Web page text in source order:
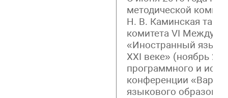
методической
Н. В. Каминская
комитета VI
«Иностранный язык
XXI веке» (ноябрь
программного и
конференции
языкового